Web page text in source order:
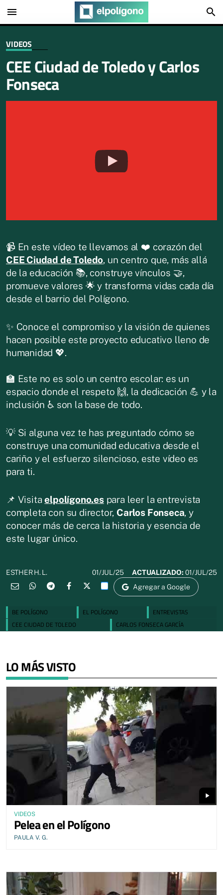
menu search
VIDEOS
CEE Ciudad de Toledo y Carlos
Fonseca
📹 En este vídeo te llevamos al ❤️ corazón del
CEE Ciudad de Toledo, un centro que, más allá
de la educación 📚, construye vínculos 🤝,
promueve valores 🌟 y transforma vidas cada día
desde el barrio del Polígono.
✨ Conoce el compromiso y la visión de quienes
hacen posible este proyecto educativo lleno de
humanidad 💖.
🏫 Este no es solo un centro escolar: es un
espacio donde el respeto 🙌, la dedicación 💪 y la
inclusión ♿️ son la base de todo.
💡 Si alguna vez te has preguntado cómo se
construye una comunidad educativa desde el
cariño y el esfuerzo silencioso, este vídeo es
para ti.
📌 Visitaelpolígono.espara leer la entrevista
completa con su director, Carlos Fonseca, y
conocer más de cerca la historia y esencia de
este lugar único.
ESTHER H. L. 01/JUL/25 ACTUALIZADO: 01/JUL/25
Agregar a Google
BE POLÍGONO EL POLÍGONO
ENTREVISTAS
CEE CIUDAD DE TOLEDO
CARLOS FONSECA GARCÍA
LO MÁS VISTO
play_arrow
VIDEOS
Pelea en el Polígono
PAULA V. G.